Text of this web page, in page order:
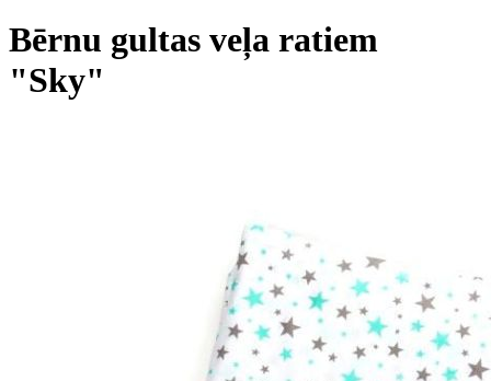
Bērnu gultas veļa ratiem
"Sky"